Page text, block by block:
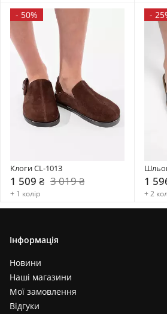
- 50%
Клоги CL-1013
1 509 ₴ 3 019 ₴
+ 1 колір
-
1
+ 2
Інформація
Новини
Наші магазини
Мої замовлення
Відгуки